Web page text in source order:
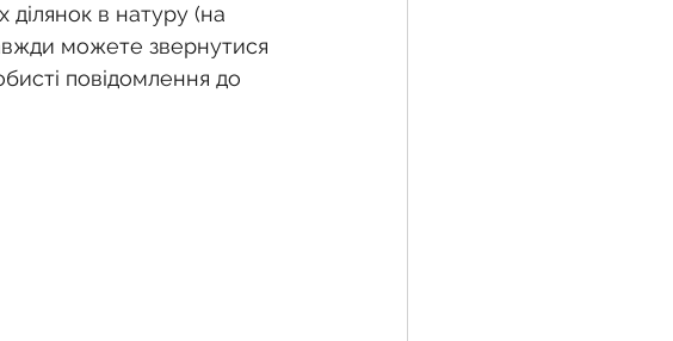
в натуру (на
можете звернутися
повідомлення до